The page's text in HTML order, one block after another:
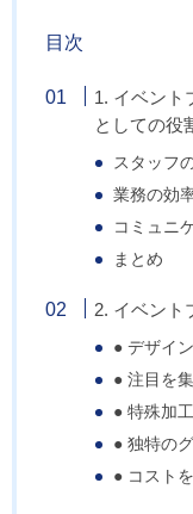
目次
1. イベント
としての役
スタッフ
業務の効
コミュニ
まとめ
2. イベント
● デザイ
● 注目を
● 特殊加
● 独特の
● コスト